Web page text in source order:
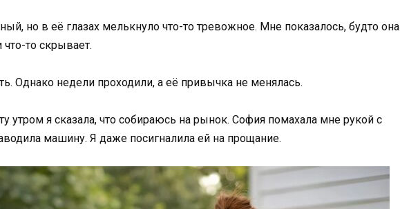
но в её глазах мелькнуло что-то тревожное. Мне показалось, будто она
что-то скрывает.
Однако недели проходили, а её привычка не менялась.
утром я сказала, что собираюсь на рынок. София помахала мне рукой с
машину. Я даже посигналила ей на прощание.